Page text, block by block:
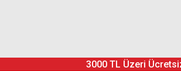
3000 TL Üzeri